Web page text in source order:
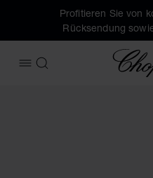
Profitieren Sie von
Rücksendung
MENÜ ÖFFNEN
SUCHEN